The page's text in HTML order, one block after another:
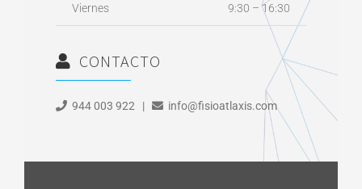
Viernes 9:30 – 16:30
CONTACTO
944 003 922 | info@fisioatlaxis.com